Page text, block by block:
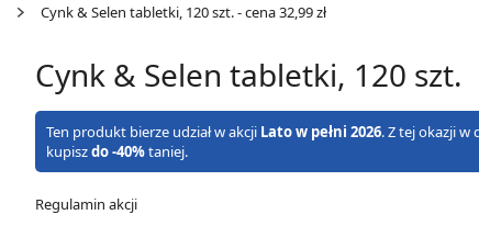
Cynk & Selen tabletki, 120 szt. - cena 32,99 zł
Cynk & Selen tabletki, 120 szt.
Ten produkt bierze udział w akcji Lato w pełni 2026. Z tej okazji
kupiszdo -40%taniej.
Regulamin akcji